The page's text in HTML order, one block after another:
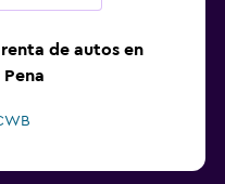
de autos en